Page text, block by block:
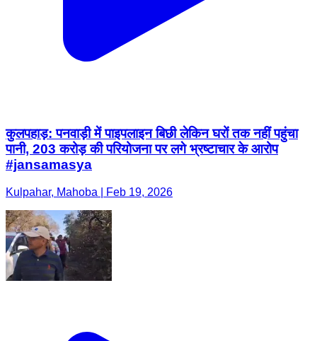
कुलपहाड़: पनवाड़ी में पाइपलाइन बिछी लेकिन घरों तक नहीं पहुंचा
पानी, 203 करोड़ की परियोजना पर लगे भ्रष्टाचार के आरोप
#jansamasya
Kulpahar, Mahoba | Feb 19, 2026